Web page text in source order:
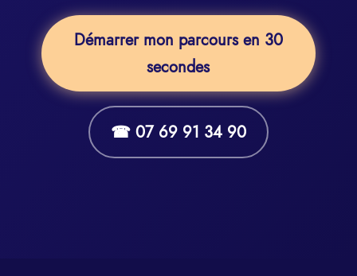
Démarrer mon parcours en 30
secondes
☎ 07 69 91 34 90